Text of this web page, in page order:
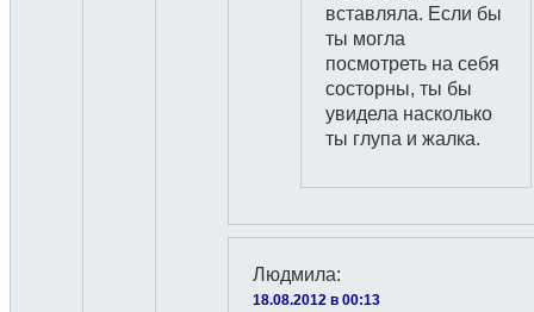
вставляла. Если бы
ты могла
посмотреть на себя
состорны, ты бы
увидела насколько
ты глупа и жалка.
Людмила:
18.08.2012 в 00:13